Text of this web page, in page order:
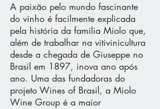
A paixão pelo mundo fascinante
do vinho é facilmente explicada
pela história da família Miolo que,
além de trabalhar na vitivinicultura
desde a chegada de Giuseppe no
Brasil em 1897, inova ano após
ano. Uma das fundadoras do
projeto Wines of Brasil, a Miolo
Wine Group é a maior